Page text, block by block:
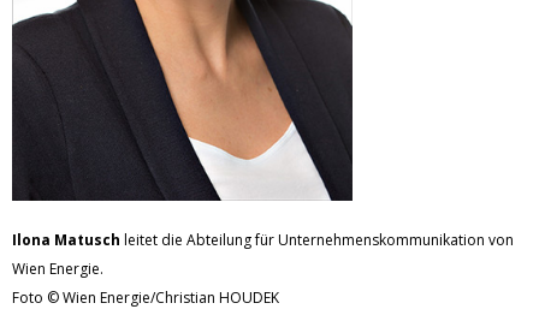
Ilona Matusch leitet die Abteilung für Unternehmenskommunikation von
Wien Energie.
Foto © Wien Energie/Christian HOUDEK